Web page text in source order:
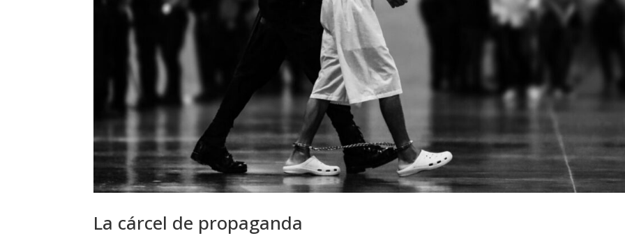
La cárcel de propaganda